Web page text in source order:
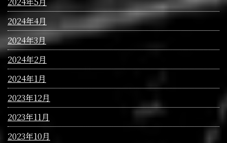
2024年4月
2024年3月
2024年2月
2024年1月
2023年12月
2023年11月
2023年10月